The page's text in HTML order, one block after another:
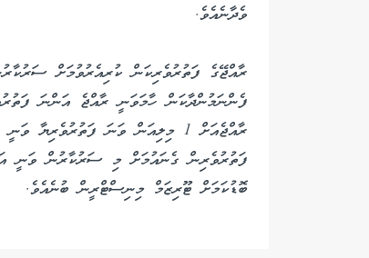
ވެދާނެއެވެ.
ރާއްޖޭގެ ފަތުރުވެރިކަން ކުރިއެރުވުމަށް
ފެންނަމުންދާކަން ހާމަވަނީ ރާއްޖެ އަންނަ
ފަތުރުވެރިން ގެނައުމަށް މި ސަރުކާރުން ވަނީ
ބޮޑުކަމަށް ޓޫރިޒަމް މިނިސްޓްރީން ބުނެއެވެ.